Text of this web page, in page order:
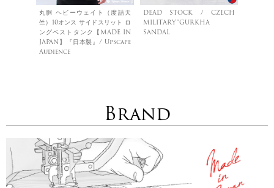
丸胴 ヘビーウェイト（度詰天
竺）10オンス サイドスリット ロ
ングベストタンク【MADE IN
JAPAN】『日本製』/ Upscape
Audience
DEAD STOCK / CZECH
MILITARY”GURKHA
SANDAL
Brand